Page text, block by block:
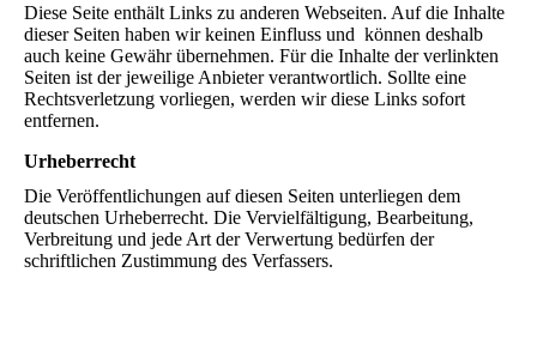
Diese Seite enthält Links zu anderen Webseiten. Auf die Inhalte
dieser Seiten haben wir keinen Einfluss und können deshalb
auch keine Gewähr übernehmen. Für die Inhalte der verlinkten
Seiten ist der jeweilige Anbieter verantwortlich. Sollte eine
Rechtsverletzung vorliegen, werden wir diese Links sofort
entfernen.
Urheberrecht
Die Veröffentlichungen auf diesen Seiten unterliegen dem
deutschen Urheberrecht. Die Vervielfältigung, Bearbeitung,
Verbreitung und jede Art der Verwertung bedürfen der
schriftlichen Zustimmung des Verfassers.